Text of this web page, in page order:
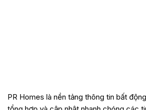
PR Homes là nền tảng thông tin bất